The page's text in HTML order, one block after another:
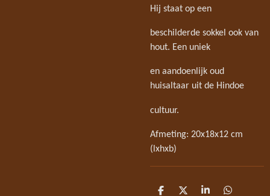
Hij staat op een
beschilderde sokkel ook van
hout. Een uniek
en aandoenlijk oud
huisaltaar uit de Hindoe
cultuur.
Afmeting: 20x18x12 cm
(lxhxb)